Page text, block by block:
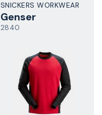
SNICKERS WORKWEAR
Genser
2840